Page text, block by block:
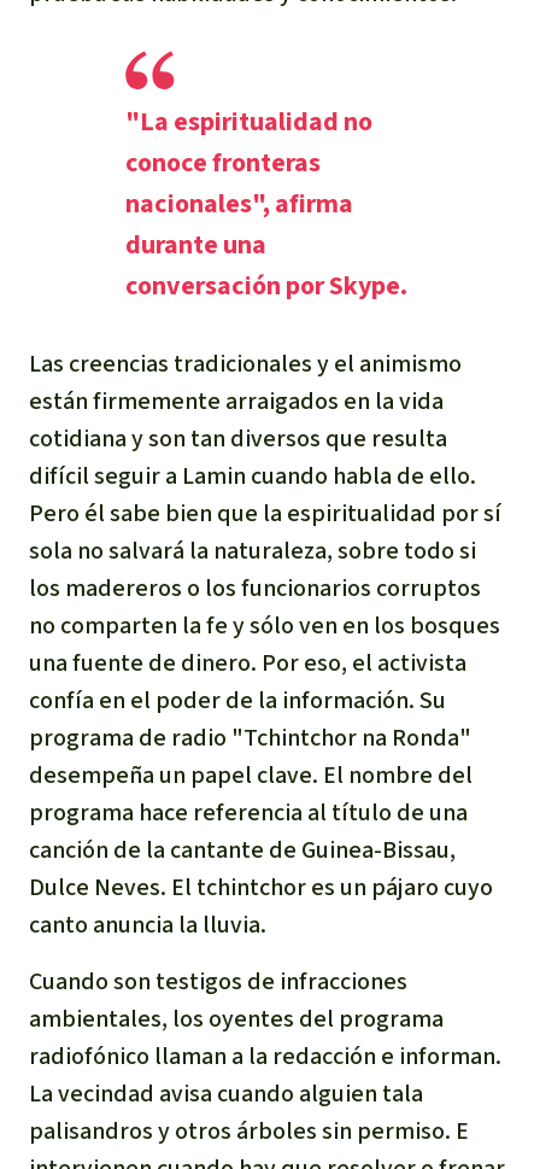
"La espiritualidad no
conoce fronteras
nacionales", afirma
durante una
conversación por Skype.
Las creencias tradicionales y el animismo
están firmemente arraigados en la vida
cotidiana y son tan diversos que resulta
difícil seguir a Lamin cuando habla de ello.
Pero él sabe bien que la espiritualidad por sí
sola no salvará la naturaleza, sobre todo si
los madereros o los funcionarios corruptos
no comparten la fe y sólo ven en los bosques
una fuente de dinero. Por eso, el activista
confía en el poder de la información. Su
programa de radio "Tchintchor na Ronda"
desempeña un papel clave. El nombre del
programa hace referencia al título de una
canción de la cantante de Guinea-Bissau,
Dulce Neves. El tchintchor es un pájaro cuyo
canto anuncia la lluvia.
Cuando son testigos de infracciones
ambientales, los oyentes del programa
radiofónico llaman a la redacción e informan.
La vecindad avisa cuando alguien tala
palisandros y otros árboles sin permiso. E